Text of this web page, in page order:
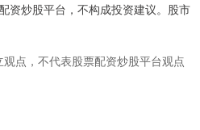
资炒股平台，不构成投资建议。股市
点，不代表股票配资炒股平台观点